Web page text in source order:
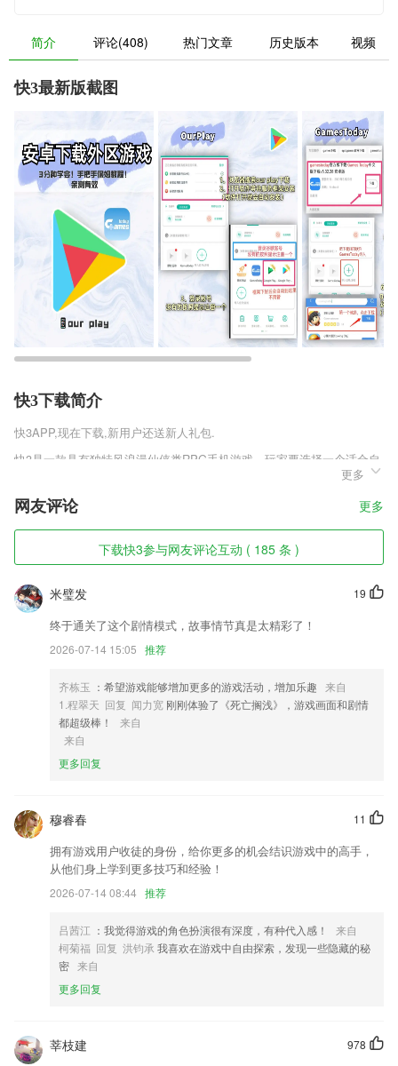
简介 评论(408) 热门文章 历史版本 视频
快3最新版截图
快3下载简介
快3APP,现在下载,新用户还送新人礼包.
快3是一款具有独特风浪漫仙侠类RPG手机游戏，玩家要选择一个适合自
己的职业入场，游戏有着离线挂机模式，玩法更自由，有着炫酷的技能释
放特效，打造你自己的专属释放次序，使特效更加完美。
1,意识更超前，价值更主流
3,查看对你很感兴趣的企业，向你推送的职位邀约;
4,能够根据医院导航全面了解科室的位置，快速获取详情
5,支持颜文字，在评论区社交，作为码友们最大的交流网站，提供交流是
允许人们互相评价，还能发表情哦。
6,整理重要文件
快3软件优势
2.真人发音、笔顺动画，五十音图，轻松记忆日语五十音
3.达到0.1音分以上的检测精度
4.让大学生闲置的知识资源快速变现
5.在应用中就能轻松计算各种坐标，便于用户可以详细了解坐标信息；
快3更新了什么?
五【修复】修复BUG，提高系统稳定性，优化细节体验更佳。
修复部分导致报错问题；
新增智能客服功能，随时随地贴心指引，客服悠悠助您快乐出行。
更多
网友评论 更多
下载快3参与网友评论互动 ( 185 条 )
19
米璧发
终于通关了这个剧情模式，故事情节真是太精彩了！
2026-07-14 15:05 推荐
齐栋玉 ：希望游戏能够增加更多的游戏活动，增加乐趣 来自
1.程翠天 回复 闻力宽 刚刚体验了《死亡搁浅》，游戏画面和剧情
都超级棒！
来自
来自
更多回复
11
穆睿春
拥有游戏用户收徒的身份，给你更多的机会结识游戏中的高手，
从他们身上学到更多技巧和经验！
2026-07-14 08:44 推荐
吕茜江 ：我觉得游戏的角色扮演很有深度，有种代入感！
来自
柯菊福 回复 洪钧承 我喜欢在游戏中自由探索，发现一些隐藏的秘
密 来自
更多回复
978
莘枝建